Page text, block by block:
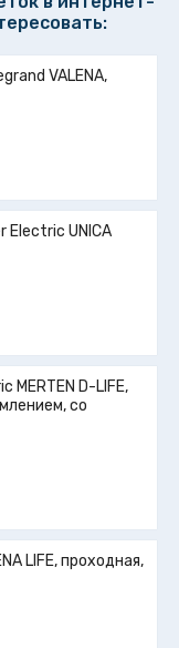
VALENA,
Electric UNICA
MERTEN D-LIFE,
со
LIFE, проходная,